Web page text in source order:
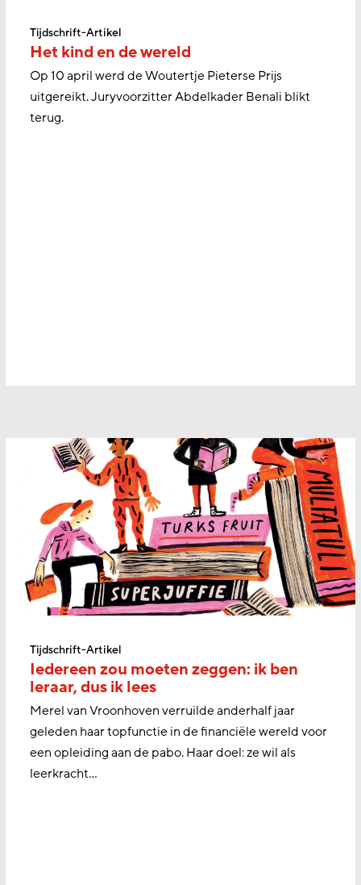
Tijdschrift-Artikel
Het kind en de wereld
Op 10 april werd de Woutertje Pieterse Prijs
uitgereikt. Juryvoorzitter Abdelkader Benali blikt
terug.
Tijdschrift-Artikel
Iedereen zou moeten zeggen: ik ben
leraar, dus ik lees
Merel van Vroonhoven verruilde anderhalf jaar
geleden haar topfunctie in de financiële wereld voor
een opleiding aan de pabo. Haar doel: ze wil als
leerkracht…